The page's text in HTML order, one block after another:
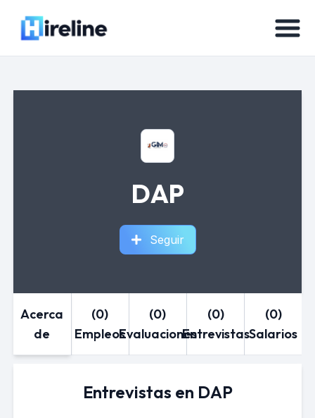
DAP
Seguir
Acerca
de
(0)
Empleos
(0)
Evaluaciones
(0)
Entrevistas
(0)
Salarios
Entrevistas en DAP